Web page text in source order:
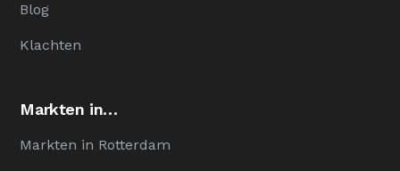
Blog
Klachten
Markten in…
Markten in Rotterdam